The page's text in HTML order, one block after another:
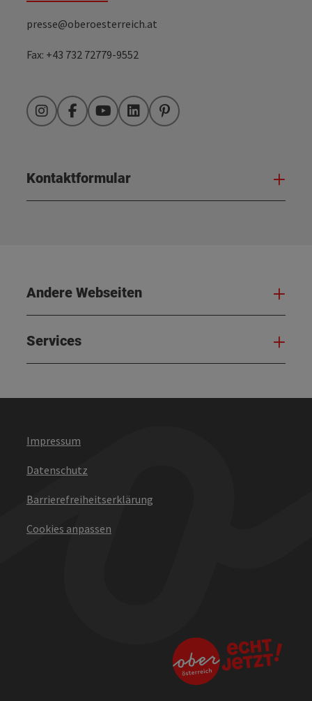
presse@oberoesterreich.at
Fax: +43 732 72779-9552
InstagramFacebookYouTubeLinkedInPinterest
Kontaktformular
Andere Webseiten
Services
Impressum
Datenschutz
Barrierefreiheitserklärung
Cookies anpassen